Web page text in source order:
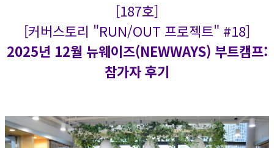
[187호]
[커버스토리 "RUN/OUT 프로젝트" #18]
2025년 12월 뉴웨이즈(NEWWAYS) 부트캠프:
참가자 후기